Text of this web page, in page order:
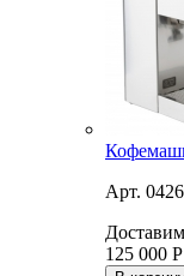
Арт.
125 000 Р